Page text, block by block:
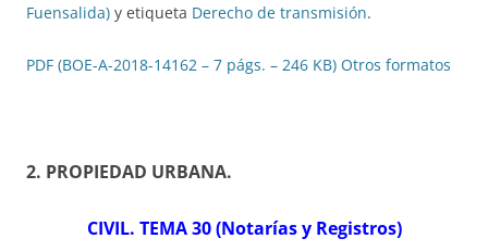
Fuensalida) y etiqueta Derecho de transmisión.
PDF (BOE-A-2018-14162 – 7 págs. – 246 KB) Otros formatos
2. PROPIEDAD URBANA.
CIVIL. TEMA 30 (Notarías y Registros)